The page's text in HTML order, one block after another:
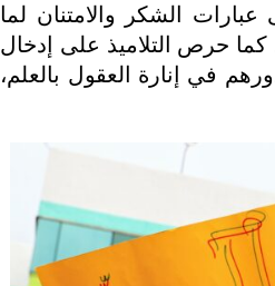
الشكر والامتنان لما
حرص التلاميذ على إدخال
في إنارة العقول بالعلم،